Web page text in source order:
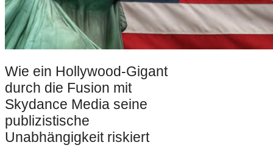
Wie ein Hollywood-Gigant
durch die Fusion mit
Skydance Media seine
publizistische
Unabhängigkeit riskiert